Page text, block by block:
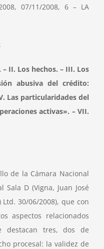
07/11/2008, 6 – LA
II. Los hechos. – III. Los
abusiva del crédito:
Las particularidades del
activas». – VII.
de la Cámara Nacional
D (Vigna, Juan José
Ltd. 30/06/2008), que con
aspectos relacionados
destacan tres, dos de
procesal: la validez de